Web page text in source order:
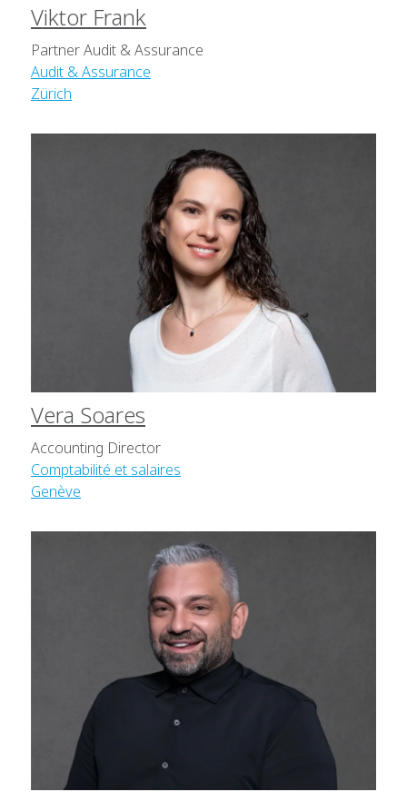
Viktor Frank
Partner Audit & Assurance
Audit & Assurance
Zürich
Vera Soares
Accounting Director
Comptabilité et salaires
Genève